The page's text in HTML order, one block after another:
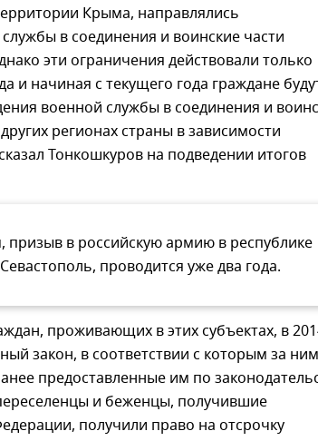
Крыма, направлялись
в соединения и воинские части
эти ограничения действовали только
и начиная с текущего года граждане
военной службы в соединения и
регионах страны в зависимости
Тонкошкуров на подведении итогов
призыв в российскую армию в республике
проводится уже два года.
проживающих в этих субъектах, в
закон, в соответствии с которым за
предоставленные им по
и беженцы, получившие
получили право на отсрочку